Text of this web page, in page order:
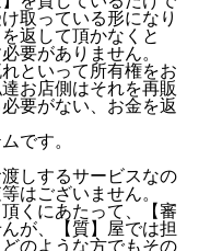
取っている形になり
返して頂かなくと
要がありません。
といって所有権をお
お店側はそれを再販
要がない、お金を返
です。
しするサービスなの
はございません。
くにあたって、【審
が、【質】屋では担
のような方でもその